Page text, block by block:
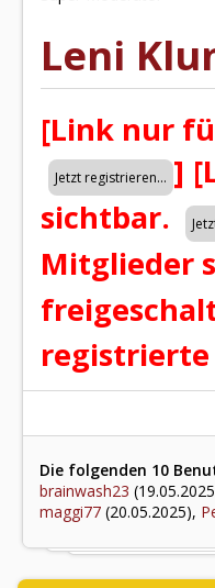
Leni
[Link nur
]
sichtbar.
Mitglieder
Die folgenden 10
brainwash23
maggi77 (20.05.2025),